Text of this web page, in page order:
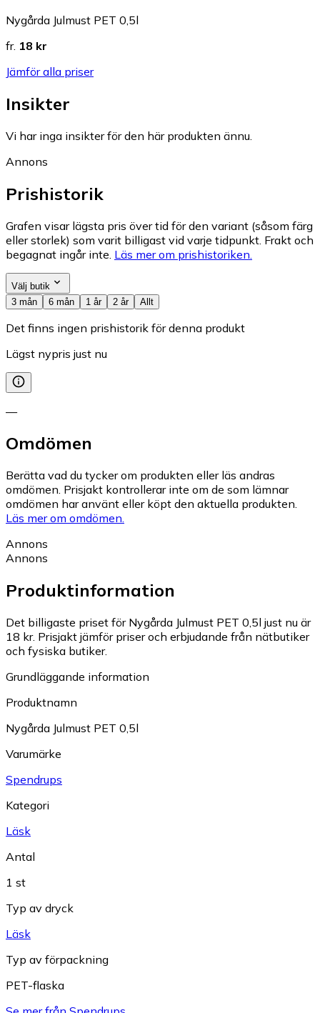
Nygårda Julmust PET 0,5l
fr. 18 kr
Jämför alla priser
Insikter
Vi har inga insikter för den här produkten ännu.
Annons
Prishistorik
Grafen visar lägsta pris över tid för den variant (såsom färg
eller storlek) som varit billigast vid varje tidpunkt. Frakt och
begagnat ingår inte. Läs mer om prishistoriken.
Välj butik
3 mån
6 mån 1 år 2 år Allt
Det finns ingen prishistorik för denna produkt
Lägst nypris just nu
—
Omdömen
Berätta vad du tycker om produkten eller läs andras
omdömen. Prisjakt kontrollerar inte om de som lämnar
omdömen har använt eller köpt den aktuella produkten.
Läs mer om omdömen.
Annons
Annons
Produktinformation
Det billigaste priset för Nygårda Julmust PET 0,5l just nu är
18 kr. Prisjakt jämför priser och erbjudande från nätbutiker
och fysiska butiker.
Grundläggande information
Produktnamn
Nygårda Julmust PET 0,5l
Varumärke
Spendrups
Kategori
Läsk
Antal
1 st
Typ av dryck
Läsk
Typ av förpackning
PET-flaska